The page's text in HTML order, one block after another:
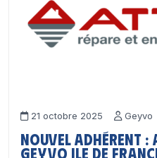
21 octobre 2025 Geyvo
Nouvel adhérent :
GEYVO Ile de